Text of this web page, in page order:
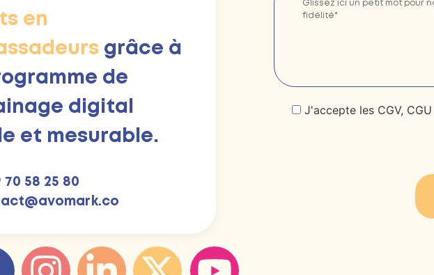
en
grâce à
de
digital
et mesurable.
70 58 25 80
J'accepte les CGV,